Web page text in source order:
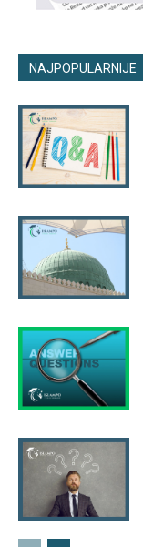
NAJPOPULARNIJE